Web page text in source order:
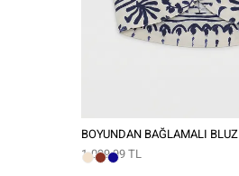
BOYUNDAN BAĞLAMALI BLUZ
1.099,99 TL